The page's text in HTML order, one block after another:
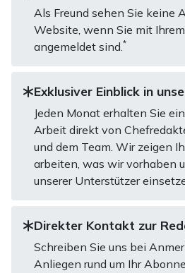
Als Freund sehen Sie keine
Website, wenn Sie mit
angemeldet sind.*
Exklusiver Einblick in
Jeden Monat erhalten Sie
Arbeit direkt von
und dem Team. Wir zeigen
arbeiten, was wir vorhaben
unserer Unterstützer
Direkter Kontakt zur
Schreiben Sie uns bei
Anliegen rund um Ihr